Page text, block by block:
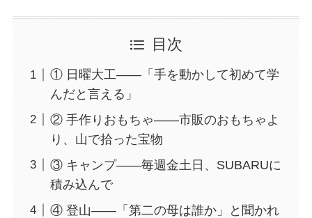
目次
① 日曜大工——「手を動かして初めて学
んだと言える」
② 手作りおもちゃ——市販のおもちゃよ
り、山で拾った宝物
③ キャンプ——毎週金土日、SUBARUに
積み込んで
④ 登山——「第二の母は誰か」と聞かれ